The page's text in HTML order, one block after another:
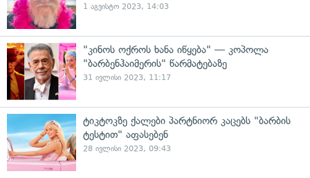
1 აგვისტო 2023, 14:03
"კინოს ოქროს ხანა იწყება" — კოპოლა
"ბარბენჰაიმერის" წარმატებაზე
31 ივლისი 2023, 11:17
ტიკტოკზე ქალები პარტნიორ კაცებს "ბარბის
ტესტით" აფასებენ
28 ივლისი 2023, 09:43